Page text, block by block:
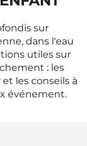
sur
dans l'eau
utiles sur
: les
les conseils à
événement.